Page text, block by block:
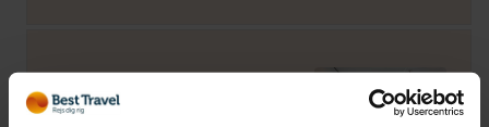
dæk med fransk altan